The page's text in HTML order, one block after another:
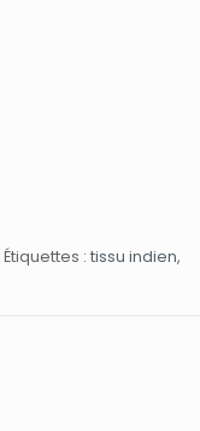
Étiquettes : tissu indien,